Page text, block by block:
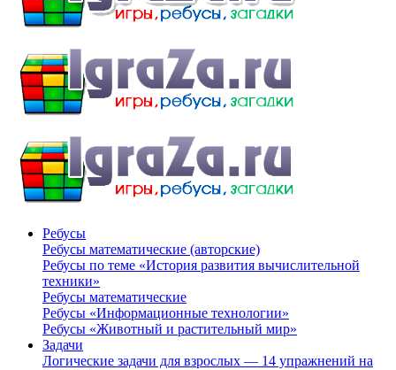
Ребусы
Ребусы математические (авторские)
Ребусы по теме «История развития вычислительной
техники»
Ребусы математические
Ребусы «Информационные технологии»
Ребусы «Животный и растительный мир»
Задачи
Логические задачи для взрослых — 14 упражнений на